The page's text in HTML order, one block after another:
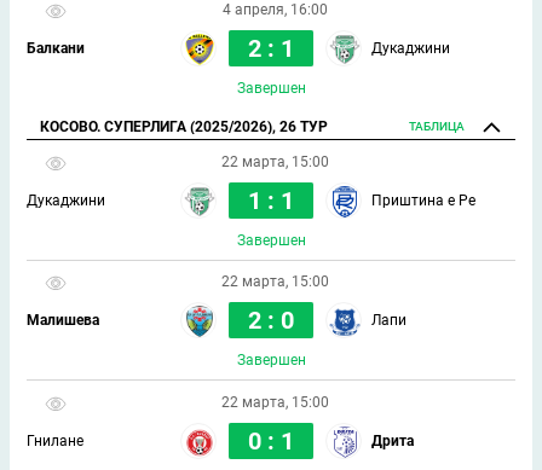
4 апреля, 16:00
Балкани 2 : 1 Дукаджини
Завершен
КОСОВО. СУПЕРЛИГА (2025/2026), 26 ТУР ТАБЛИЦА
22 марта, 15:00
Дукаджини 1 : 1 Приштина е Ре
Завершен
22 марта, 15:00
Малишева 2 : 0 Лапи
Завершен
22 марта, 15:00
Гнилане 0 : 1 Дрита